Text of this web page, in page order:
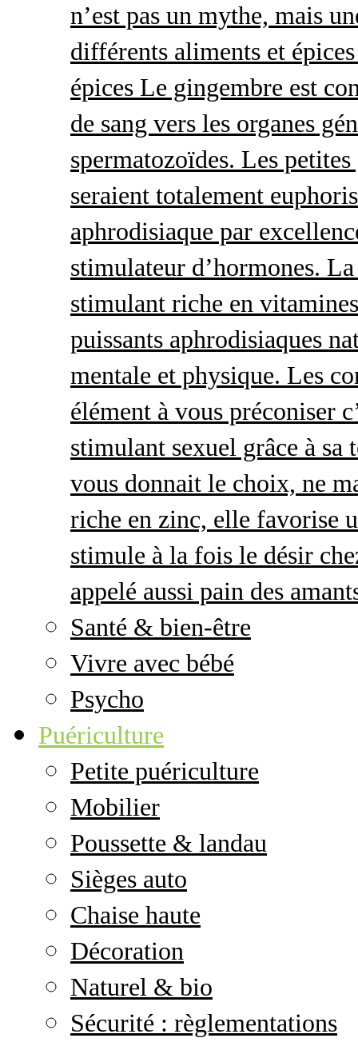
n’est pas un mythe, mais
différents aliments et
épices Le gingembre est
de sang vers les organes
spermatozoïdes. Les
seraient totalement
aphrodisiaque par
stimulateur d’hormones.
stimulant riche en
puissants aphrodisiaques
mentale et physique. Les
élément à vous préconiser
stimulant sexuel grâce à sa
vous donnait le choix, ne
riche en zinc, elle favorise
stimule à la fois le désir
appelé aussi pain des
Santé & bien-être
Vivre avec bébé
Psycho
Puériculture
Petite puériculture
Mobilier
Poussette & landau
Sièges auto
Chaise haute
Décoration
Naturel & bio
Sécurité : règlementations